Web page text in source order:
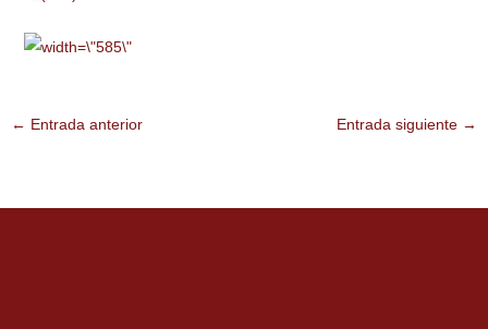
← Entrada anterior Entrada siguiente →